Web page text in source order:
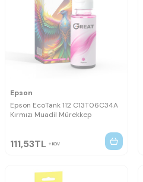
Epson
Epson EcoTank 112 C13T06C34A
Kırmızı Muadil Mürekkep
111,53TL KDV